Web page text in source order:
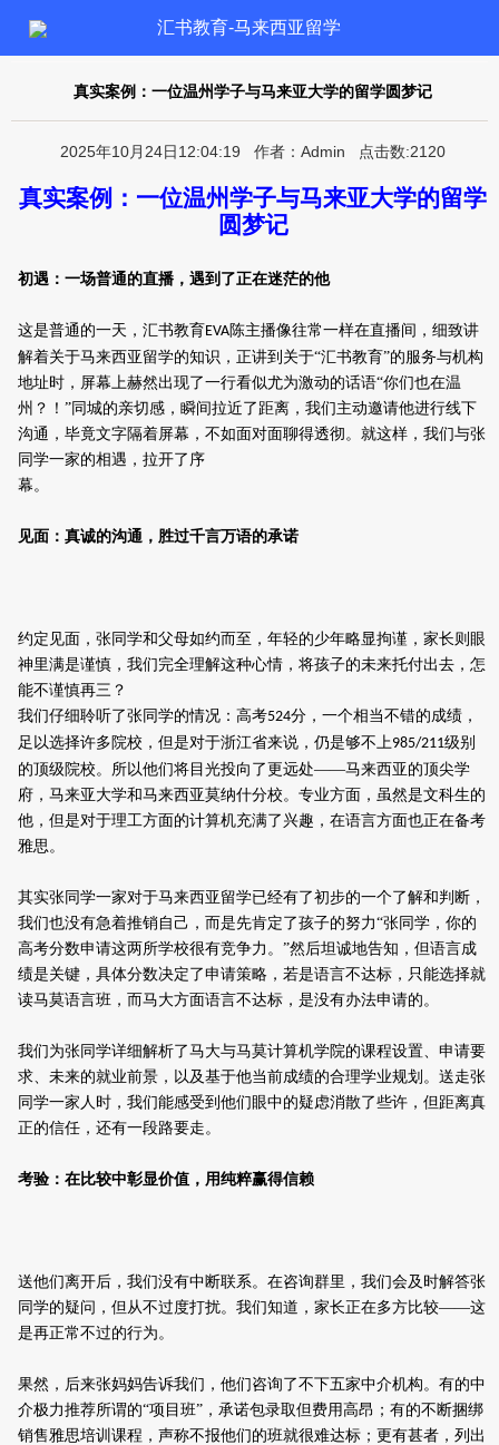
汇书教育-马来西亚留学
真实案例：一位温州学子与马来亚大学的留学圆梦记
2025年10月24日12:04:19 作者：Admin 点击数:2120
真实案例：一位温州学子与马来亚大学的留学
圆梦记
初遇：一场普通的直播，遇到了正在迷茫的他
这是普通的一天，汇书教育EVA陈主播像往常一样在直播间 ， 细致讲
解着关于马来西亚留学的知识 ， 正讲到关于“汇书教育”的服务与机构
地址时，屏幕上赫然出现了一行看似尤为激动的话语“你们也在温
州？！”同城的亲切感，瞬间拉近了 距离，我们主动邀请他进行线下
沟通，毕竟文字隔着屏幕，不如面对面聊得透彻。 就这样，我们与张
同学一家的相遇，拉开了序
幕。
见面： 真诚的沟通，胜过千言万语的承诺
约定见面 ， 张同学和父母如约而至，年轻的少年略显拘谨，家长则眼
神里满是谨慎 ， 我们完全理解这种心情 ， 将孩子的未来托付出去，怎
能不谨慎再三？
我们仔细聆听了张同学的情况：高考524分，一个相当不错的成绩，
足以选择许多院校， 但是对于浙江省来说，仍是够不上985/211级别
的顶级院校。所以他们将目光投向了更远处——马来西亚的顶尖学
府，马来亚大学和马来西亚莫纳什分校。 专业方面，虽然是文科生的
他，但是对于理工方面的计算机充满了 兴趣， 在语言方面也正在备考
雅思。
其实张同学一家对于马来西亚留学已经有了初步的一个了解和判断，
我们也没有急着推销自己，而是先肯定了孩子的努力“张 同学，你的
高考分数申请这两所学校很有竞争力。 ”然后坦诚地告知，但语言成
绩是关键 ， 具体分数决定了申请策略，若是语言不达标，只能选择就
读马莫语言班，而马大方面语言不达标，是没有办法申请的。
我们 为张同学详细解析了马大与马莫计算机学院的课程设置、申请要
求、未来的就业前景，以及基于他当前成绩的合理学业规划。送走张
同学一家人时，我们能感受到他们眼中的疑虑消散了些许，但距离真
正的信任，还有一段路要走。
考验：在比较中彰显价值，用纯粹赢得信赖
送他们离开后，我们没有中断联系。 在咨询群里， 我们会及时解答张
同学的疑问，但从不过度打扰。我们知道，家长正在多方比较——这
是再正常不过的行为。
果然，后来张妈妈告诉我们，他们咨询了不下五家中介机构。有的中
介极力推荐所谓的“项目班”，承诺包录取但费用高昂；有的不断捆绑
销售雅思培训课程，声称不报他们的班就很难达标；更有甚者，列出